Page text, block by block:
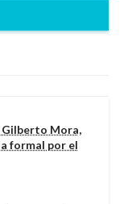
Gilberto Mora,
formal por el